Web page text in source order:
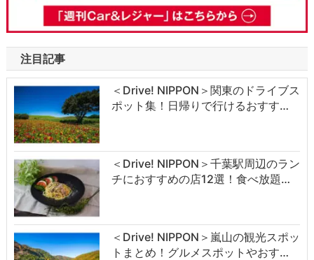
注目記事
＜Drive! NIPPON＞関東のドライブス
ポット集！日帰りで行けるおすす…
＜Drive! NIPPON＞千葉駅周辺のラン
チにおすすめの店12選！食べ放題…
＜Drive! NIPPON＞嵐山の観光スポッ
トまとめ！グルメスポットやおす…